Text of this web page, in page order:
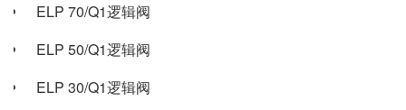
ELP 70/Q1逻辑阀
ELP 50/Q1逻辑阀
ELP 30/Q1逻辑阀